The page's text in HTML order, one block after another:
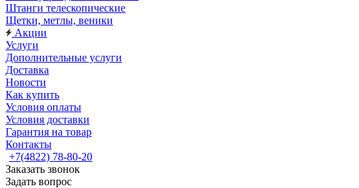
Штанги телескопические
Щетки, метлы, веники
Акции
Услуги
Дополнительные услуги
Доставка
Новости
Как купить
Условия оплаты
Условия доставки
Гарантия на товар
Контакты
+7(4822) 78-80-20
Заказать звонок
Задать вопрос